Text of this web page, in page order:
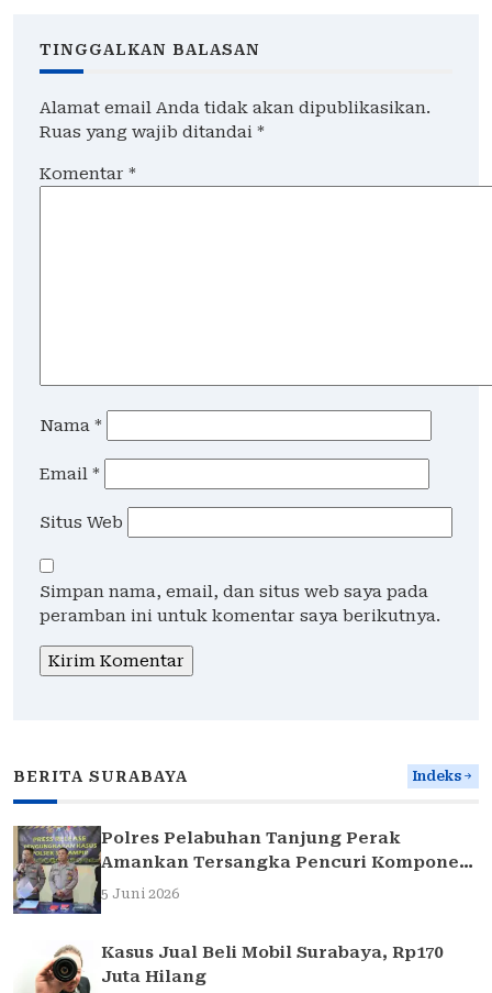
TINGGALKAN BALASAN
Alamat email Anda tidak akan dipublikasikan.
Ruas yang wajib ditandai *
Komentar *
Nama *
Email *
Situs Web
Simpan nama, email, dan situs web saya pada
peramban ini untuk komentar saya berikutnya.
BERITA SURABAYA Indeks
Polres Pelabuhan Tanjung Perak
Amankan Tersangka Pencuri Komponen
Traffic Light di Surabaya
5 Juni 2026
Kasus Jual Beli Mobil Surabaya, Rp170
Juta Hilang